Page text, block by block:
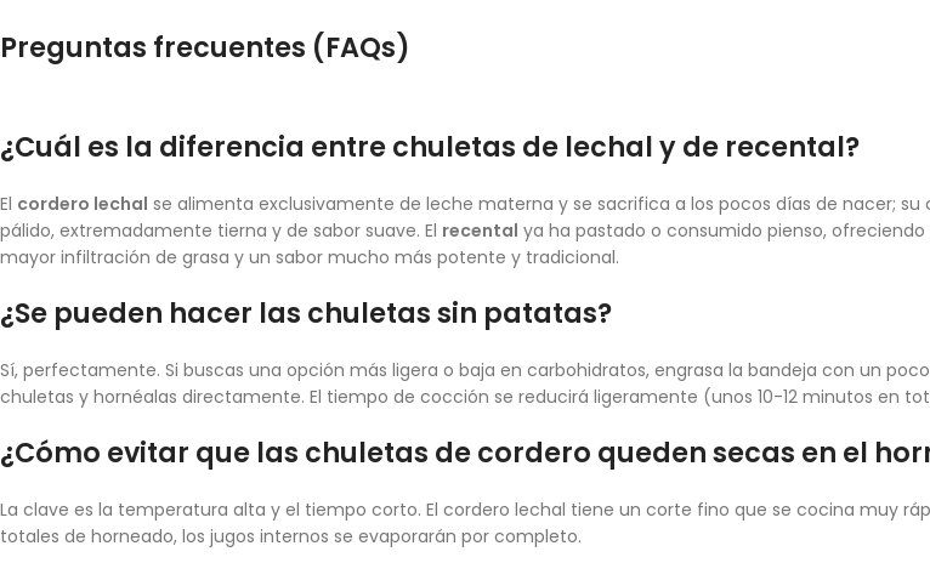
Preguntas frecuentes (FAQs)
¿Cuál es la diferencia entre chuletas de lechal y de recental?
El cordero lechal se alimenta exclusivamente de leche materna y se sacrifica a los pocos días de nacer; su
pálido, extremadamente tierna y de sabor suave. El recental ya ha pastado o consumido pienso,
mayor infiltración de grasa y un sabor mucho más potente y tradicional.
¿Se pueden hacer las chuletas sin patatas?
Sí, perfectamente. Si buscas una opción más ligera o baja en carbohidratos, engrasa la bandeja con un
chuletas y hornéalas directamente. El tiempo de cocción se reducirá ligeramente (unos 10-12 minutos en
¿Cómo evitar que las chuletas de cordero queden secas en el
La clave es la temperatura alta y el tiempo corto. El cordero lechal tiene un corte fino que se cocina muy
totales de horneado, los jugos internos se evaporarán por completo.